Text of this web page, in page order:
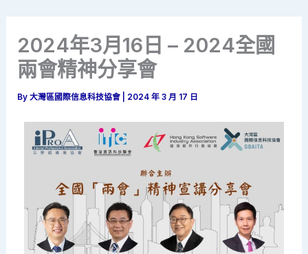
2024年3月16日 – 2024全國
兩會精神分享會
By大灣區國際信息科技協會 2024 年 3 月 17 日